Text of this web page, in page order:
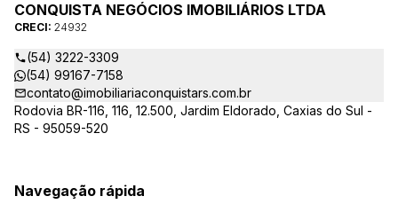
CONQUISTA NEGÓCIOS IMOBILIÁRIOS LTDA
CRECI: 24932
(54) 3222-3309
(54) 99167-7158
contato@imobiliariaconquistars.com.br
Rodovia BR-116, 116, 12.500, Jardim Eldorado, Caxias do Sul -
RS - 95059-520
Navegação rápida